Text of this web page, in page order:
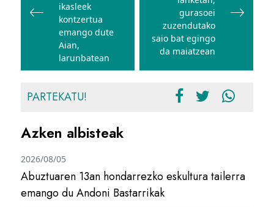
ikasleek
kontzertua
emango dute
Aian,
larunbatean
gurasoei
zuzendutako
saio bat egingo
da maiatzean
PARTEKATU!
Azken albisteak
Abuztuaren 13an hondarrezko eskultura tailerra
emango du Andoni Bastarrikak
2026/08/05